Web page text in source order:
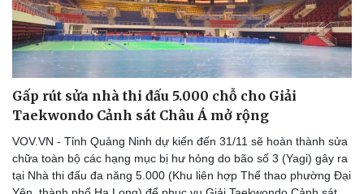
Gấp rút sửa nhà thi đấu 5.000 chỗ cho Giải
Taekwondo Cảnh sát Châu Á mở rộng
VOV.VN - Tỉnh Quảng Ninh dự kiến đến 31/11 sẽ hoàn thành sửa
chữa toàn bộ các hạng mục bị hư hỏng do bão số 3 (Yagi) gây ra
tại Nhà thi đấu đa năng 5.000 (Khu liên hợp Thể thao phường Đại